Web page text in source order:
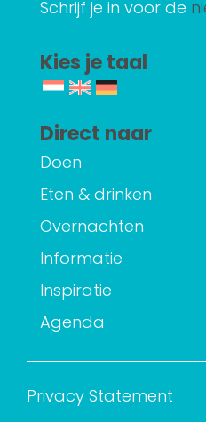
Schrijf je in voor de
Kies je taal
Direct naar
Doen
Eten & drinken
Overnachten
Informatie
Inspiratie
Agenda
Privacy Statement